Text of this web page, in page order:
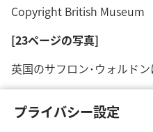
プライバシー設定
Copyright British Museum
[23ページの写真]
英国のサフロン･ウォルド